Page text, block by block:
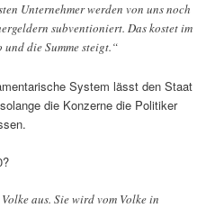
Unternehmer werden von uns noch
subventioniert. Das kostet im
die Summe steigt.“
System lässt den Staat
die Konzerne die Politiker
aus. Sie wird vom Volke in